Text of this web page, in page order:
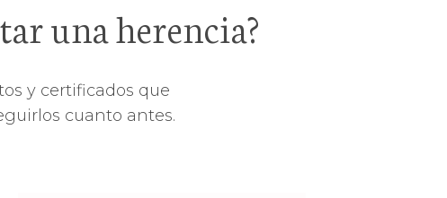
una herencia?
y certificados que
cuanto antes.